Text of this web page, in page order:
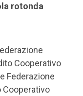
rotonda
Cooperativo
Federazione
Cooperativo